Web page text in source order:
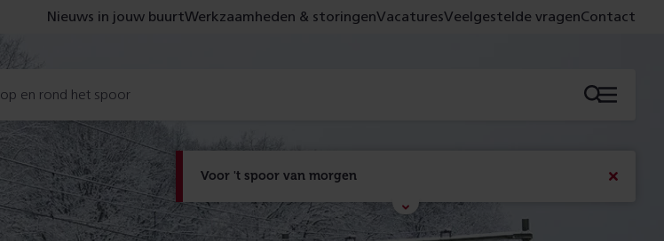
Voor 't spoor van morgen
Met de campagne 'Voor 't spoor naar morgen' laten
we zien wat er vandaag gebeurt en wat dat -
Nieuws in jouw buurtWerkzaamheden & storingenVacaturesVeelgestelde vragenContact
op en rond het spoor Menu